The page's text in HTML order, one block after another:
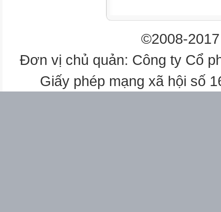
©2008-
Đơn vị chủ quản: Công ty Cổ
Giấy phép mạng xã hội số